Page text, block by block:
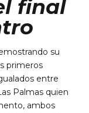
final
su
primeros
entre
Palmas quien
ambos